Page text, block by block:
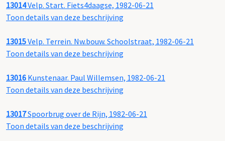
13014Velp. Start. Fiets4daagse, 1982-06-21
Toon details van deze beschrijving
13015Velp. Terrein. Nw.bouw. Schoolstraat, 1982-06-21
Toon details van deze beschrijving
13016 Kunstenaar. Paul Willemsen, 1982-06-21
Toon details van deze beschrijving
13017Spoorbrug over de Rijn, 1982-06-21
Toon details van deze beschrijving